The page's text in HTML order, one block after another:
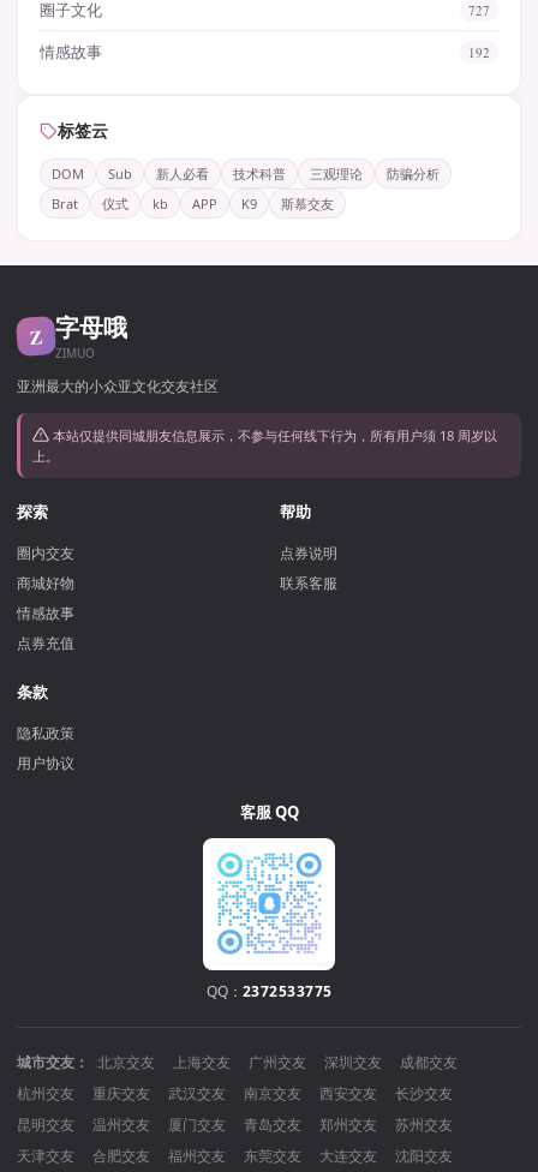
圈子文化 727
情感故事 192
标签云
DOM Sub 新人必看 技术科普 三观理论
防骗分析
Brat
仪式 kb APP K9 斯慕交友
Z 字母哦
ZIMUO
亚洲最大的小众亚文化交友社区
本站仅提供同城朋友信息展示，不参与任何线下行为，所有用户须 18 周岁以
上。
探索
圈内交友
商城好物
情感故事
点券充值
帮助
点券说明
联系客服
条款
隐私政策
用户协议
客服 QQ
QQ： 2372533775
城市交友： 北京交友 上海交友 广州交友 深圳交友
成都交友
杭州交友
重庆交友 武汉交友 南京交友 西安交友
长沙交友
昆明交友
温州交友 厦门交友 青岛交友 郑州交友
苏州交友
天津交友
合肥交友 福州交友 东莞交友 大连交友 沈阳交友